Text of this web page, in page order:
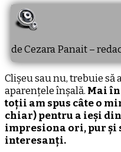
de Cezara Panait –
Clișeu sau nu, trebuie
aparențele înșală. Mai
toții am spus câte o
chiar) pentru a ieși
impresiona ori, pur și
interesanți.